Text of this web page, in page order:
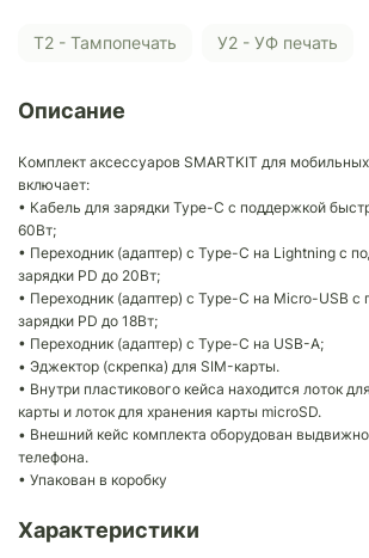
Т2 - Тампопечать У2 - УФ печать
Описание
Комплект аксессуаров SMARTKIT для
включает:
• Кабель для зарядки Type-C с поддержкой
60Вт;
• Переходник (адаптер) с Type-C на Lightning с
зарядки PD до 20Вт;
• Переходник (адаптер) с Type-C на Micro-USB
зарядки PD до 18Вт;
• Переходник (адаптер) с Type-C на USB-A;
• Эджектор (скрепка) для SIM-карты.
• Внутри пластикового кейса находится лоток
карты и лоток для хранения карты microSD.
• Внешний кейс комплекта оборудован
телефона.
• Упакован в коробку
Характеристики